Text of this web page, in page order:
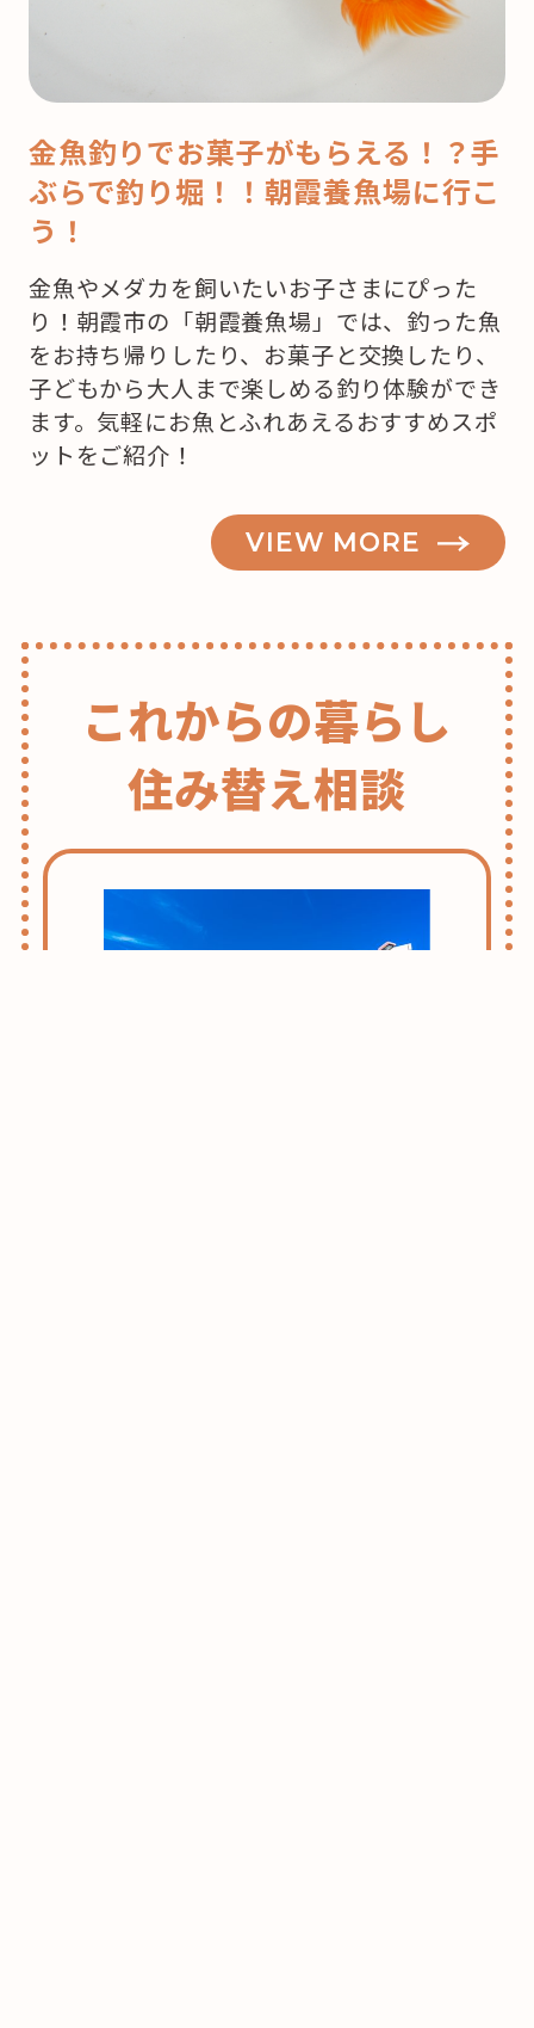
金魚釣りでお菓子がもらえる！？手
ぶらで釣り堀！！朝霞養魚場に行こ
う！
金魚やメダカを飼いたいお子さまにぴった
り！朝霞市の「朝霞養魚場」では、釣った魚
をお持ち帰りしたり、お菓子と交換したり、
子どもから大人まで楽しめる釣り体験ができ
ます。気軽にお魚とふれあえるおすすめスポ
ットをご紹介！
VIEW MORE
これからの暮らし
住み替え相談